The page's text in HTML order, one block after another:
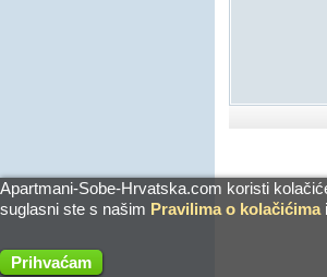
Apartmani-Sobe-Hrvatska.com koristi
suglasni ste s našim Pravilima o kolačićima
Prihvaćam